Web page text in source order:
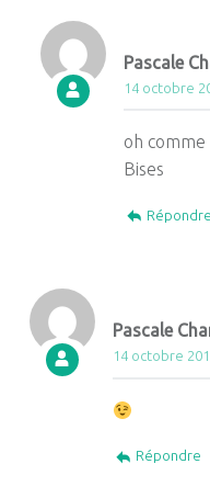
Pascale
14 octobre
oh comme
Bises
Répondre
Pascale
14 octobre
Répondre